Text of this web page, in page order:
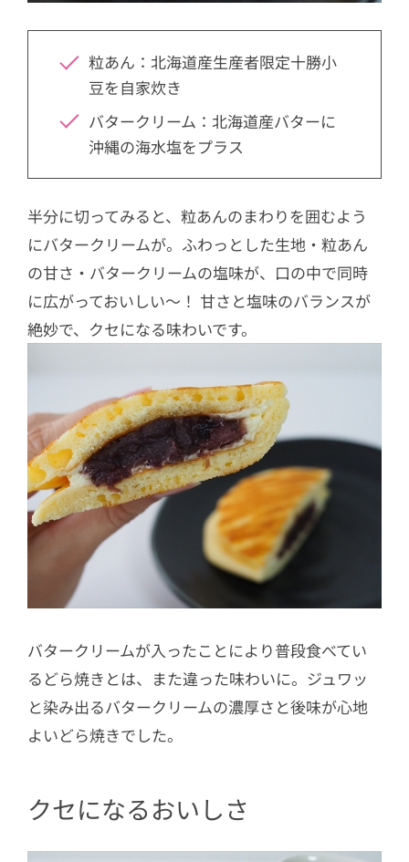
粒あん：北海道産生産者限定十勝小
豆を自家炊き
バタークリーム：北海道産バターに
沖縄の海水塩をプラス
半分に切ってみると、粒あんのまわりを囲むよう
にバタークリームが。ふわっとした生地・粒あん
の甘さ・バタークリームの塩味が、口の中で同時
に広がっておいしい～！ 甘さと塩味のバランスが
絶妙で、クセになる味わいです。
バタークリームが入ったことにより普段食べてい
るどら焼きとは、また違った味わいに。ジュワッ
と染み出るバタークリームの濃厚さと後味が心地
よいどら焼きでした。
クセになるおいしさ